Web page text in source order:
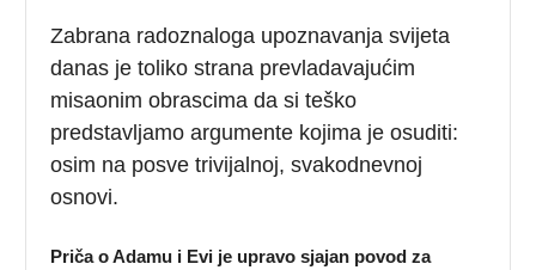
Zabrana radoznaloga upoznavanja svijeta
danas je toliko strana prevladavajućim
misaonim obrascima da si teško
predstavljamo argumente kojima je osuditi:
osim na posve trivijalnoj, svakodnevnoj
osnovi.
Priča o Adamu i Evi je upravo sjajan povod za